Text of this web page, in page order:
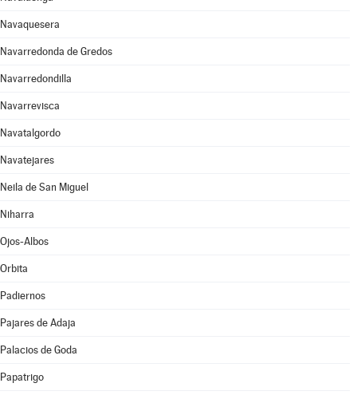
Navaquesera
Navarredonda de Gredos
Navarredondilla
Navarrevisca
Navatalgordo
Navatejares
Neila de San Miguel
Niharra
Ojos-Albos
Orbita
Padiernos
Pajares de Adaja
Palacios de Goda
Papatrigo